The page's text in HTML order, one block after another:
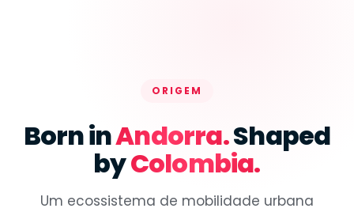
ORIGEM
Born inAndorra.Shaped
byColombia.
Um ecossistema de mobilidade urbana